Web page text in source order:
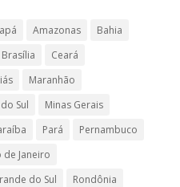
Amazonas
Bahia
Brasília
Ceará
Maranhão
Sul
Minas Gerais
Pará
Pernambuco
de Janeiro
do Sul
Rondônia